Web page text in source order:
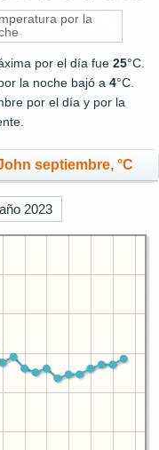
por la
por el día fue 25°C.
la noche bajó a 4°C.
por el día y por la
septiembre, °C
año 2023